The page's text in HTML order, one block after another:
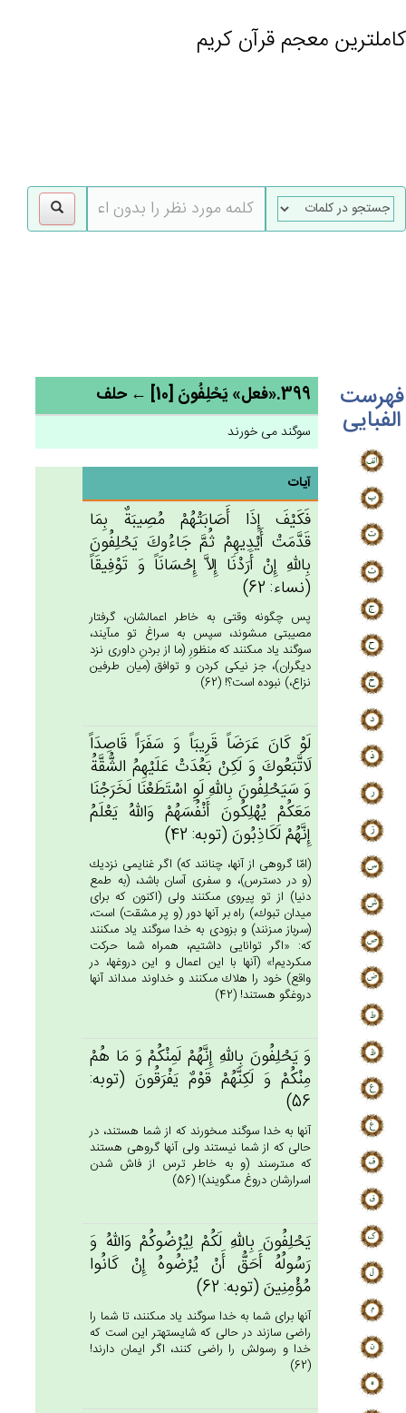
کاملترین معجم قرآن کریم
فهرست
الفبایی
399.«فعل» يَحْلِفُون‌َ [10] ← حلف
سوگند می خورند
آیات
فَكَيْف‌َ إِذَا أَصَابَتْهُمْ‌ مُصِيبَة‌ٌ بِمَا
قَدَّمَت‌ْ أَيْدِيهِم‌ْ ثُم‌َّ جَاءُوك‌َ يَحْلِفُون‌َ
بِالله‌ِ إِن‌ْ أَرَدْنَا إِلاَّ إِحْسَانَاً وَ تَوْفِيقَاً
(نساء: 62)
پس چگونه وقتى به خاطر اعمالشان، گرفتار
مصيبتى مى‏شوند، سپس به سراغ تو مى‏آيند،
سوگند ياد مى‏كنند كه منظورِ (ما از بردنِ داورى نزد
ديگران)، جز نيكى كردن و توافق (ميان طرفين
نزاع،) نبوده است؟! (62)
لَوْ كَان‌َ عَرَضَاً قَرِيبَاً وَ سَفَرَاً قَاصِدَاً
لَاتَّبَعُوك‌َ وَ لَكِنْ‌ بَعُدَت‌ْ عَلَيْهِم‌ُ الشُّقَّة‌ُ
وَ سَيَحْلِفُون‌َ بِالله‌ِ لَوِ اسْتَطَعْنَا لَخَرَجْنَا
مَعَكُم‌ْ يُهْلِكُون‌َ أَنْفُسَهُم‌ْ وَالله‌ُ يَعْلَم‌ُ
إِنَّهُم‌ْ لَكَاذِبُون‌َ (توبه: 42)
(امّا گروهى از آنها، چنانند كه) اگر غنايمى نزديك
(و در دسترس)، و سفرى آسان باشد، (به طمع
دنيا) از تو پيروى مى‏كنند ولى (اكنون كه براى
ميدان تبوك،) راه بر آنها دور (و پر مشقت) است،
(سرباز مى‏زنند) و بزودى به خدا سوگند ياد مى‏كنند
كه: «اگر توانايى داشتيم، همراه شما حركت
مى‏كرديم!» (آنها با اين اعمال و اين دروغها، در
واقع) خود را هلاك مى‏كنند و خداوند مى‏داند آنها
دروغگو هستند! (42)
وَ يَحْلِفُون‌َ بِالله‌ِ إِنَّهُم‌ْ لَمِنْكُم‌ْ وَ مَا هُم‌ْ
مِنْكُم‌ْ وَ لَكِنَّهُم‌ْ قَوْم‌ٌ يَفْرَقُون‌َ (توبه:
56)
آنها به خدا سوگند مى‏خورند كه از شما هستند، در
حالى كه از شما نيستند ولى آنها گروهى هستند
كه مى‏ترسند (و به خاطر ترس از فاش شدن
اسرارشان دروغ مى‏گويند)! (56)
يَحْلِفُون‌َ بِالله‌ِ لَكُم‌ْ لِيُرْضُوكُم‌ْ وَالله‌ُ وَ
رَسُولُه‌ُ أَحَق‌ُّ أَنْ‌ يُرْضُوه‌ُ إِنْ‌ كَانُوا
مُؤْمِنِين‌َ (توبه: 62)
آنها براى شما به خدا سوگند ياد مى‏كنند، تا شما را
راضى سازند در حالى كه شايسته‏تر اين است كه
خدا و رسولش را راضى كنند، اگر ايمان دارند!
(62)